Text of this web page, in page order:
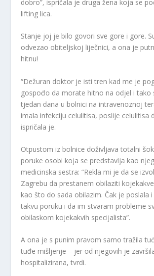
dobro”, ispričala je druga žena koja se
lifting lica.
Stanje joj je bilo govori sve gore i gore.
odvezao obiteljskoj liječnici, a ona je
hitnu!
“Dežuran doktor je isti tren kad me je
gospođo da morate hitno na odjel i tako
tjedan dana u bolnici na intravenoznoj
imala infekciju celulitisa, poslije celulitisa
ispričala je.
Otpustom iz bolnice doživljava totalni
poruke osobi koja se predstavlja kao
medicinska sestra: “Rekla mi je da se
Zagrebu da prestanem obilaziti
kao što do sada obilazim. Čak je poslala
takvu poruku i da im stvaram probleme
obilaskom kojekakvih specijalista”.
A ona je s punim pravom samo tražila
tuđe mišljenje – jer od njegovih je
hospitalizirana, tvrdi.